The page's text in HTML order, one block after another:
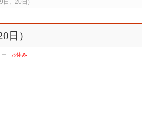
、20日）
日）
ー : お休み